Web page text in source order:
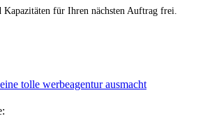
Kapazitäten für Ihren nächsten Auftrag frei.